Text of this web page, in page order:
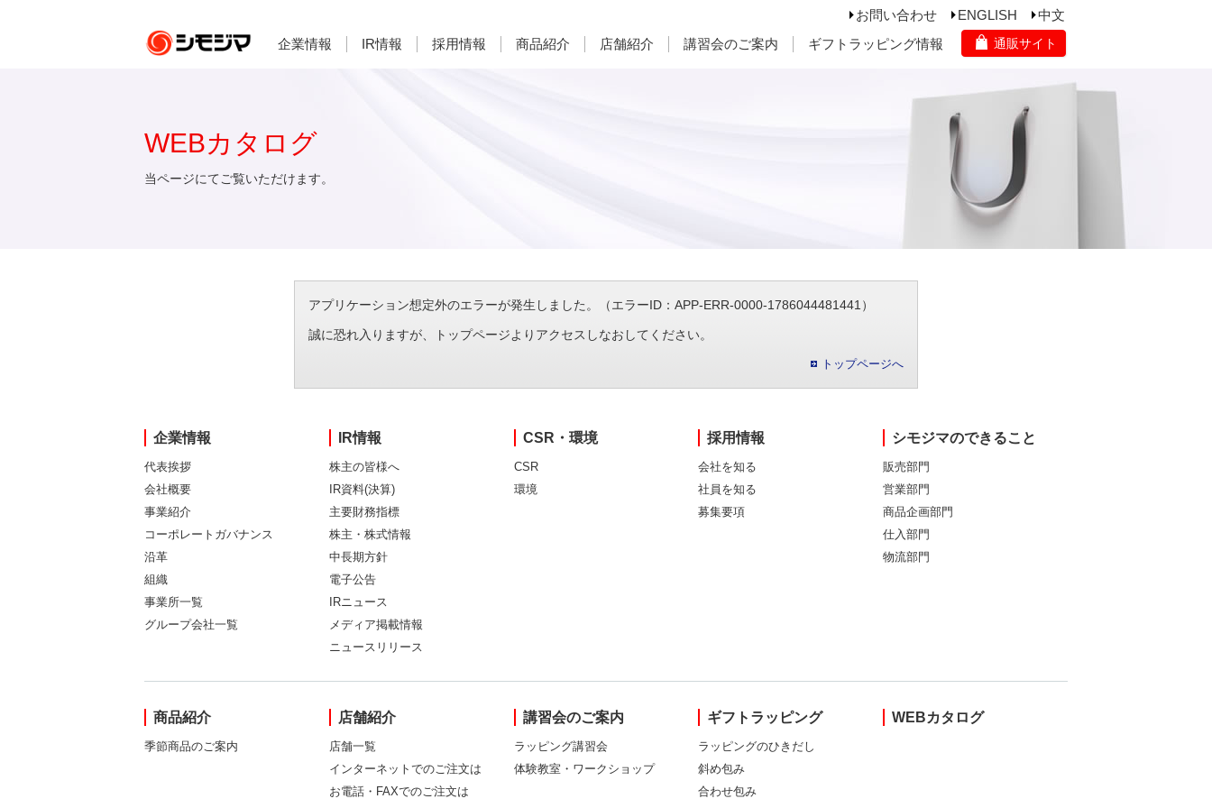
お問い合わせ ENGLISH
中文
企業情報
IR情報 採用情報 商品紹介 店舗紹介 講習会のご案内 ギフトラッピング情報 通販サイト
WEBカタログ
当ページにてご覧いただけます。
アプリケーション想定外のエラーが発生しました。（エラーID：APP-ERR-0000-1786044481441）
誠に恐れ入りますが、トップページよりアクセスしなおしてください。
トップページへ
企業情報
代表挨拶
会社概要
事業紹介
コーポレートガバナンス
沿革
組織
事業所一覧
グループ会社一覧
IR情報
株主の皆様へ
IR資料(決算)
主要財務指標
株主・株式情報
中長期方針
電子公告
IRニュース
メディア掲載情報
ニュースリリース
CSR・環境
CSR
環境
採用情報
会社を知る
社員を知る
募集要項
シモジマのできること
販売部門
営業部門
商品企画部門
仕入部門
物流部門
商品紹介
季節商品のご案内
店舗紹介
店舗一覧
インターネットでのご注文は
お電話・FAXでのご注文は
講習会のご案内
ラッピング講習会
体験教室・ワークショップ
ギフトラッピング
ラッピングのひきだし
斜め包み
合わせ包み
WEBカタログ